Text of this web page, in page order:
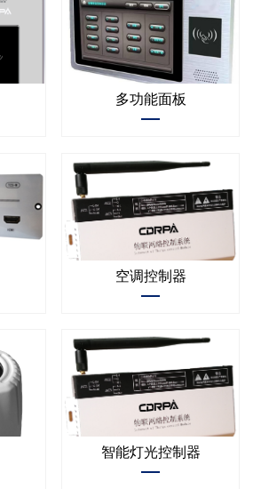
多功能面板
空调控制器
智能灯光控制器